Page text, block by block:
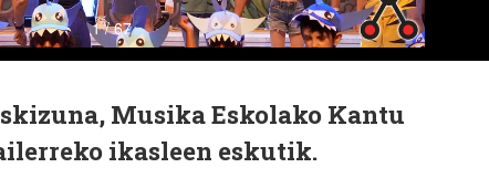
Musika Eskolako Kantu
ikasleen eskutik.